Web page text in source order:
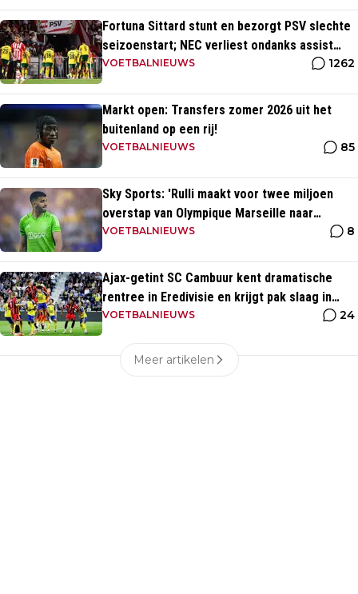
Fortuna Sittard stunt en bezorgt PSV slechte
seizoenstart; NEC verliest ondanks assist
Tadic
VOETBALNIEUWS 1262
Markt open: Transfers zomer 2026 uit het
buitenland op een rij!
VOETBALNIEUWS 85
Sky Sports: 'Rulli maakt voor twee miljoen
overstap van Olympique Marseille naar
Manchester City'
VOETBALNIEUWS 8
Ajax-getint SC Cambuur kent dramatische
rentree in Eredivisie en krijgt pak slaag in
eigen huis
VOETBALNIEUWS 24
Meer artikelen